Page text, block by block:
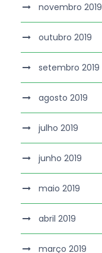
novembro 2019
outubro 2019
setembro 2019
agosto 2019
julho 2019
junho 2019
maio 2019
abril 2019
março 2019